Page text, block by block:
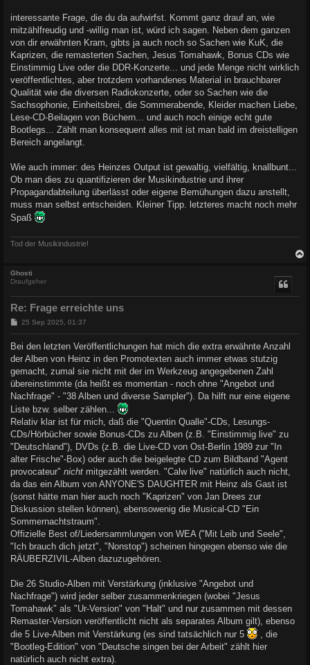
a
g
interessante Frage, die du da aufwirfst. Kommt ganz drauf an, wie
mitzählfreudig und -willig man ist, würd ich sagen. Neben dem ganzen
von dir erwähnten Kram, gibts ja auch noch so Sachen wie KuK, die
Kaprizen, die remasterten Sachen, Jesus Tomahawk, Bonus CDs wie
Einstimmig Live oder die DDR-Konzerte... und jede Menge nicht wirklich
veröffentlichtes, aber trotzdem vorhandenes Material in brauchbarer
Qualität wie die diversen Radiokonzerte, oder so Sachen wie die
Sachsophonie, Einheitsbrei, die Sommerabende, Kleider machen Liebe,
Lese-CD-Beilagen von Büchern... und auch noch einige echt gute
Bootlegs... Zählt man konsequent alles mit ist man bald im dreistelligen
Bereich angelangt.
Wie auch immer: des Heinzes Output ist gewaltig, vielfältig, knallbunt...
Ob man dies zu quantifizieren der Musikindustrie und ihrer
Propagandabteilung überlässt oder eigene Bemühungen dazu anstellt,
muss man selbst entscheiden. Kleiner Tipp. letzteres macht noch mehr
Spaß
Tod der Musikindustrie!
Ghosti
Draufgeher
Re: Frage erreichte uns
B
t
r
g
25 Sep 2025, 01:37
Bei den letzten Veröffentlichungen hat mich die extra erwähnte Anzahl
der Alben von Heinz in den Promotexten auch immer etwas stutzig
gemacht, zumal sie nicht mit der im Werkzeug angegebenen Zahl
übereinstimmte (da heißt es momentan - noch ohne "Angebot und
Nachfrage" - "38 Alben und diverse Sampler"). Da hilft nur eine eigene
Liste bzw. selber zählen...
Relativ klar ist für mich, daß die "Quentin Qualle"-CDs, Lesungs-
CDs/Hörbücher sowie Bonus-CDs zu Alben (z.B. "Einstimmig live" zu
"Deutschland"), DVDs (z.B. die Live-CD von Ost-Berlin 1989 zur "In
alter Frische"-Box) oder auch die beigelegte CD zum Bildband "Agent
provocateur" nicht mitgezählt werden. "Calw live" natürlich auch nicht,
da das ein Album von ANYONE'S DAUGHTER mit Heinz als Gast ist
(sonst hätte man hier auch noch "Kaprizen" von Jan Drees zur
Diskussion stellen können), ebensowenig die Musical-CD "Ein
Sommernachtstraum".
Offizielle Best of/Liedersammlungen von WEA ("Mit Leib und Seele",
"Ich brauch dich jetzt", "Nonstop") scheinen hingegen ebenso wie die
RÄUBERZIVIL-Alben dazuzugehören.
Die 26 Studio-Alben mit Verstärkung (inklusive "Angebot und
Nachfrage") wird jeder selber zusammenkriegen (wobei "Jesus
Tomahawk" als "Ur-Version" von "Halt" und nur zusammen mit dessen
Remaster-Version veröffentlicht nicht als separates Album gilt), ebenso
die 5 Live-Alben mit Verstärkung (es sind tatsächlich nur 5
, die
"Bootleg-Edition" von "Deutsche singen bei der Arbeit" zählt hier
natürlich auch nicht extra).